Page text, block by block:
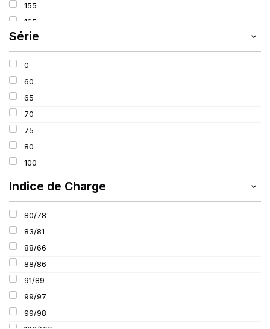
155
165
175
185
195
205
215
225
235
Série
0
60
65
70
75
80
100
Indice de Charge
80/78
83/81
88/66
88/86
91/89
99/97
99/98